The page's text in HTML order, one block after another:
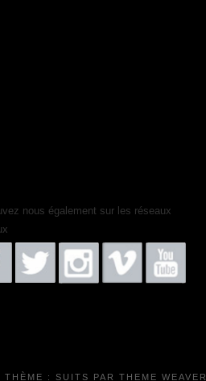
nous également sur les réseaux
THÈME : SUITS PAR THEME WEAVER